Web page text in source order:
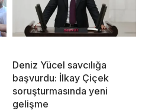
Deniz Yücel savcılığa
başvurdu: İlkay Çiçek
soruşturmasında yeni
gelişme